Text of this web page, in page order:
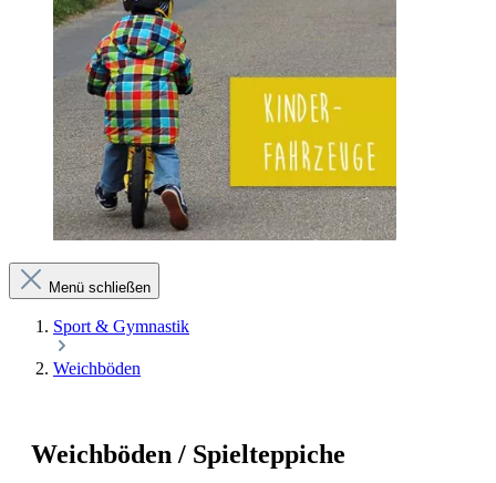
Menü schließen
Sport & Gymnastik
Weichböden
Weichböden / Spielteppiche